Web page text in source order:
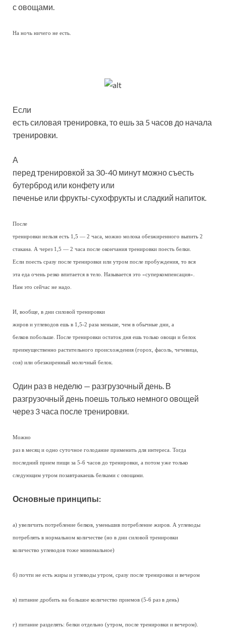
с овощами.
На ночь ничего не есть.
Если
есть силовая тренировка, то ешь за 5 часов до начала
тренировки.
А
перед тренировкой за 30-40 минут можно съесть
бутерброд или конфету или
печенье или фрукты-сухофрукты и сладкий напиток.
После
тренировки нельзя есть 1,5 — 2 часа, можно молока обезжиренного выпить 2
стакана. А через 1,5 — 2 часа после окончания тренировки поесть белки.
Если поесть сразу после тренировки или утром после пробуждения, то вся
эта еда очень резко впитается в тело. Называется это «суперкомпенсация».
Нам это сейчас не надо.
И, вообще, в дни силовой тренировки
жиров и углеводов ешь в 1,5-2 раза меньше, чем в обычные дни, а
белков побольше. После тренировки остаток дня ешь только овощи и белок
преимущественно растительного происхождения (горох, фасоль, чечевица,
соя) или обезжиренный молочный белок.
Один раз в неделю — разгрузочный день. В
разгрузочный день поешь только немного овощей
через 3 часа после тренировки.
Можно
раз в месяц и одно суточное голодание применить для интереса. Тогда
последний прием пищи за 5-6 часов до тренировки, а потом уже только
следующим утром позавтракаешь белками с овощами.
Основные принципы:
а) увеличить потребление белков, уменьшив потребление жиров. А углеводы
потреблять в нормальном количестве (но в дни силовой тренировки
количество углеводов тоже минимальное)
б) почти не есть жиры и углеводы утром, сразу после тренировки и вечером
в) питание дробить на большое количество приемов (5-6 раз в день)
г) питание разделять: белки отдельно (утром, после тренировки и вечером).